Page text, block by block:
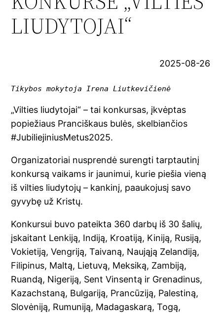
LIUDYTOJAI“
2025-08-26
Tikybos mokytoja Irena Liutkevičienė
„Vilties liudytojai“ – tai konkursas, įkvėptas
popiežiaus Pranciškaus bulės, skelbiančios
#JubiliejiniusMetus2025.
Organizatoriai nusprendė surengti tarptautinį
konkursą vaikams ir jaunimui, kurie piešia vieną
iš vilties liudytojų – kankinį, paaukojusį savo
gyvybę už Kristų.
Konkursui buvo pateikta 360 darbų iš 30 šalių,
įskaitant Lenkiją, Indiją, Kroatiją, Kiniją, Rusiją,
Vokietiją, Vengriją, Taivaną, Naująją Zelandiją,
Filipinus, Maltą, Lietuvą, Meksiką, Zambiją,
Ruandą, Nigeriją, Sent Vinsentą ir Grenadinus,
Kazachstaną, Bulgariją, Prancūziją, Palestiną,
Slovėniją, Rumuniją, Madagaskarą, Togą,